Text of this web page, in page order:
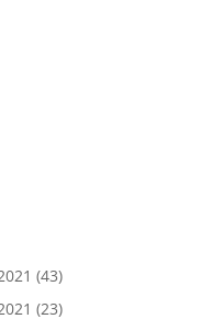
(43)
(23)